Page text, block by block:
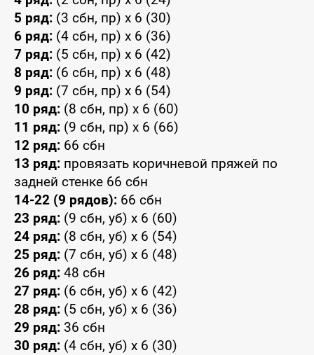
5 ряд: (3 сбн, пр) x 6 (30)
6 ряд: (4 сбн, пр) x 6 (36)
7 ряд: (5 сбн, пр) x 6 (42)
8 ряд: (6 сбн, пр) x 6 (48)
9 ряд: (7 сбн, пр) x 6 (54)
10 ряд: (8 сбн, пр) x 6 (60)
11 ряд: (9 сбн, пр) x 6 (66)
12 ряд: 66 сбн
13 ряд: провязать коричневой пряжей по
задней стенке 66 сбн
14-22 (9 рядов): 66 сбн
23 ряд: (9 сбн, уб) x 6 (60)
24 ряд: (8 сбн, уб) x 6 (54)
25 ряд: (7 сбн, уб) x 6 (48)
26 ряд: 48 сбн
27 ряд: (6 сбн, уб) x 6 (42)
28 ряд: (5 сбн, уб) x 6 (36)
29 ряд: 36 сбн
30 ряд: (4 сбн, уб) x 6 (30)